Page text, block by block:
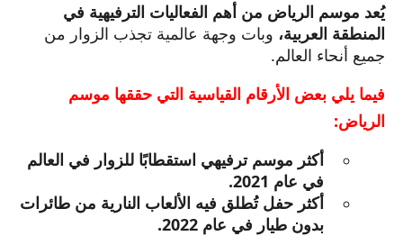
يُعد موسم الرياض من أهم الفعاليات الترفيهية في
المنطقة العربية، وبات وجهة عالمية تجذب الزوار من
جميع أنحاء العالم.
فيما يلي بعض الأرقام القياسية التي حققها موسم
الرياض:
أكثر موسم ترفيهي استقطابًا للزوار في العالم
في عام 2021.
أكثر حفل تُطلق فيه الألعاب النارية من طائرات
بدون طيار في عام 2022.